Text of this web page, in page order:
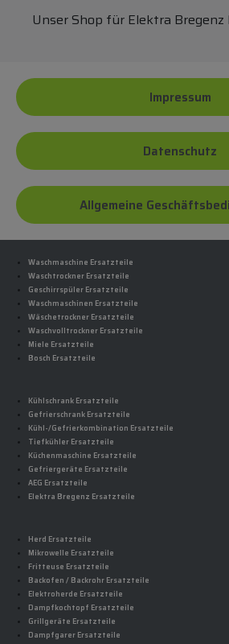
Unser Shop für Elektra
Impressum
Datenschutz
Allgemeine
Waschmaschine Ersatzteile
Waschtrockner Ersatzteile
Geschirrspüler Ersatzteile
Waschmaschinen Ersatzteile
Wäschetrockner Ersatzteile
Waschvolltrockner Ersatzteile
Miele Ersatzteile
Bosch Ersatzteile
Kühlschrank Ersatzteile
Gefrierschrank Ersatzteile
Kühl-/Gefrierkombination Ersatzteile
Tiefkühler Ersatzteile
Küchenmaschine Ersatzteile
Gefriergeräte Ersatzteile
AEG Ersatzteile
Elektra Bregenz Ersatzteile
Herd Ersatzteile
Mikrowelle Ersatzteile
Fritteuse Ersatzteile
Backofen / Backrohr Ersatzteile
Elektroherde Ersatzteile
Dampfkochtopf Ersatzteile
Grillgeräte Ersatzteile
Dampfgarer Ersatzteile